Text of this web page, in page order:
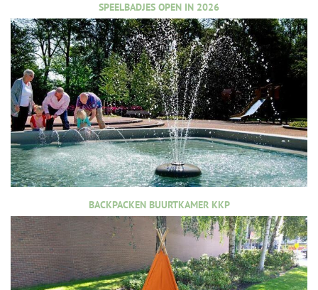
SPEELBADJES OPEN IN 2026
BACKPACKEN BUURTKAMER KKP